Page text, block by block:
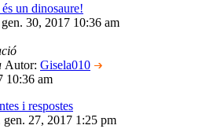
un dinosaure!
30, 2017 10:36 am
Autor: Gisela010
10:36 am
i respostes
gen. 27, 2017 1:25 pm